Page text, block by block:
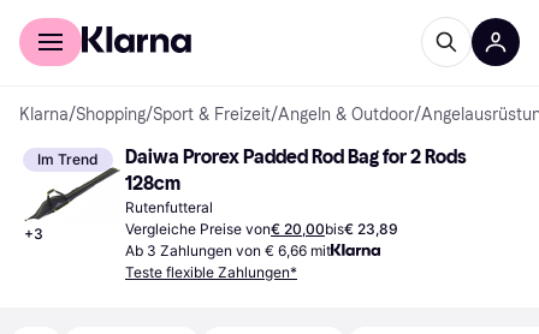
Für Shopper
Klarna/Shopping/Sport & Freizeit/Angeln & Outdoor/
Im Trend
+3
Daiwa Prorex Padded Rod Bag for 2 Rods
128cm
Rutenfutteral
Vergleiche Preise von€ 20,00bis€ 23,89
Ab 3 Zahlungen von € 6,66 mit
Teste flexible Zahlungen*